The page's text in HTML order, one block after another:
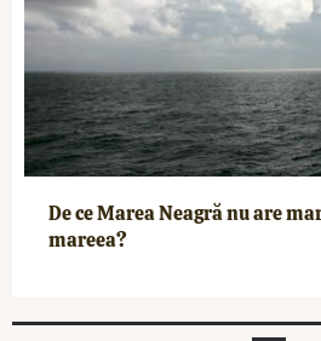
De ce Marea Neagră nu are
mareea?